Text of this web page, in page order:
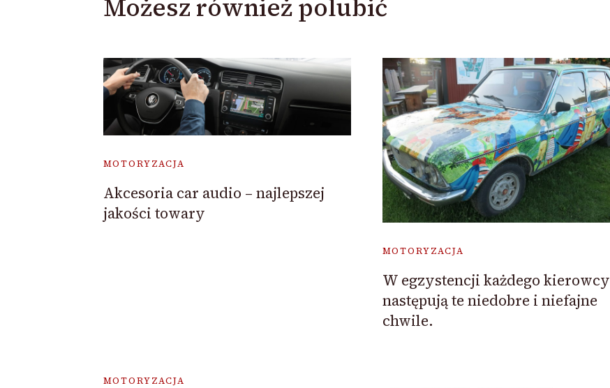
Możesz również polubić
MOTORYZACJA
Akcesoria car audio – najlepszej
jakości towary
MOTORYZACJA
W egzystencji każdego kierowcy
następują te niedobre i niefajne
chwile.
MOTORYZACJA